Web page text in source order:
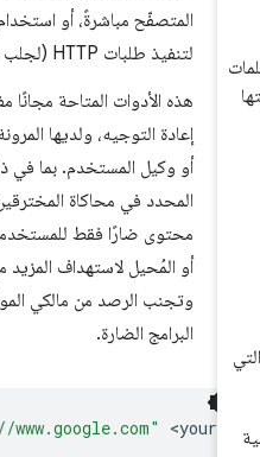
المتصفّح مباشرةً، أو استخدام
لتنفيذ طلبات HTTP (لجلب صفحة على سبيل المثال).
هذه الأدوات المتاحة مجانًا
إعادة التوجيه، ولديها
أو وكيل المستخدم. بما في
المحدد في محاكاة المخترقين،
محتوى ضارًا فقط
أو المُحيل لاستهداف المزيد
وتجنب الرصد من مالكي
البرامج الضارة.
www.google.com"